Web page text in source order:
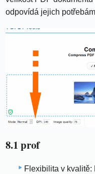
odpovídá jejich
8.1 prof
Flexibilita v